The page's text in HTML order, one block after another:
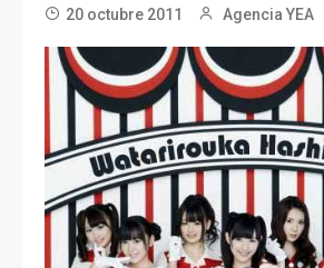
20 octubre 2011 Agencia YEA